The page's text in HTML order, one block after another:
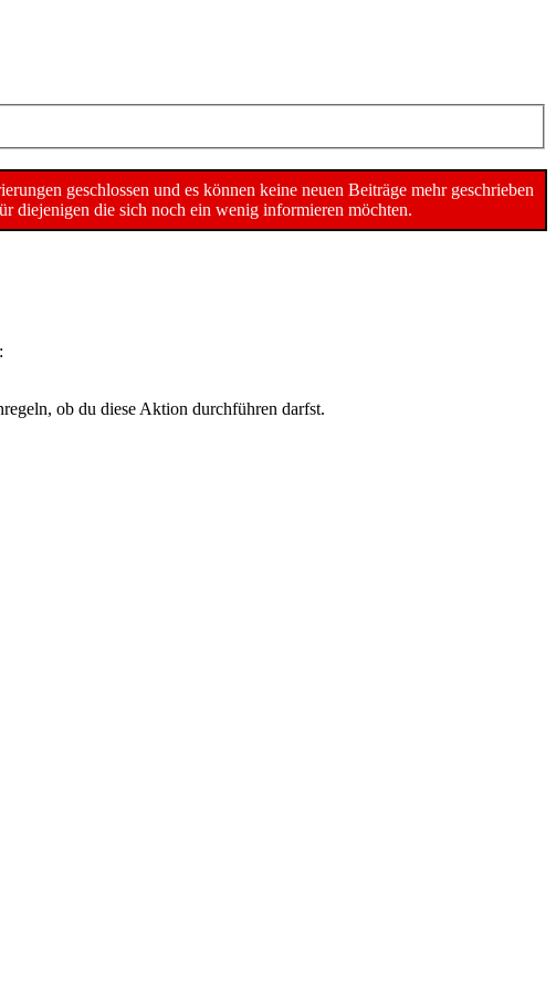
geschlossen und es können keine neuen Beiträge mehr geschrieben
diejenigen die sich noch ein wenig informieren möchten.
ob du diese Aktion durchführen darfst.